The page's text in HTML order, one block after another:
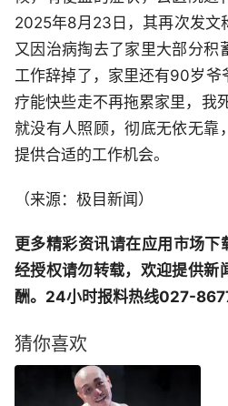
2025年8月23日，其再次发文
又因治病掏去了家里大部分积
工作辞掉了，家里还有90岁爷
疗能快些走不再拖累家里，我
就没有人照顾，彻底无依无靠
提供合适的工作机会。
（来源：极目新闻）
更多精彩资讯请在应用市场下
经授权请勿转载，欢迎提供新
酬。24小时报料热线027-
猜你喜欢